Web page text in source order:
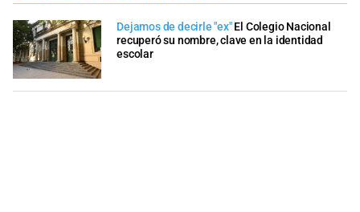
Dejamos de decirle "ex" El Colegio Nacional
recuperó su nombre, clave en la identidad
escolar